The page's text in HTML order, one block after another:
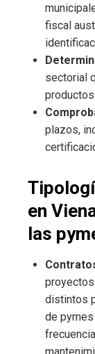
fiscal
sectorial
productos.
plazos,
en
las
distintos
de